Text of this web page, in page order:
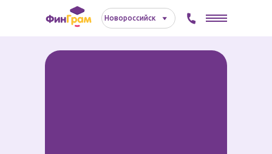
Новороссийск⠀⠀⠀